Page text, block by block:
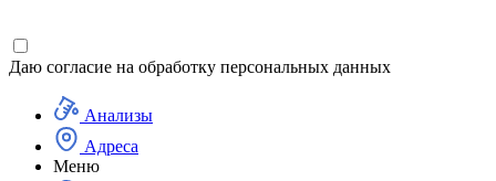
Даю согласие на обработку персональных данных
Анализы
Адреса
Меню